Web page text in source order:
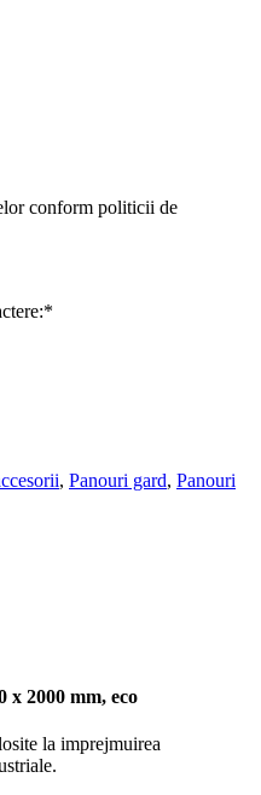
conform politicii de
*
, Panouri gard, Panouri
x 2000 mm, eco
la imprejmuirea